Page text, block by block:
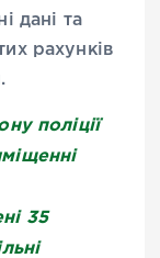
дані та
рахунків
поліції
35